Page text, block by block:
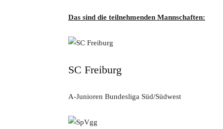
Das sind die teilnehmenden Mannschaften:
SC Freiburg
A-Junioren Bundesliga Süd/Südwest